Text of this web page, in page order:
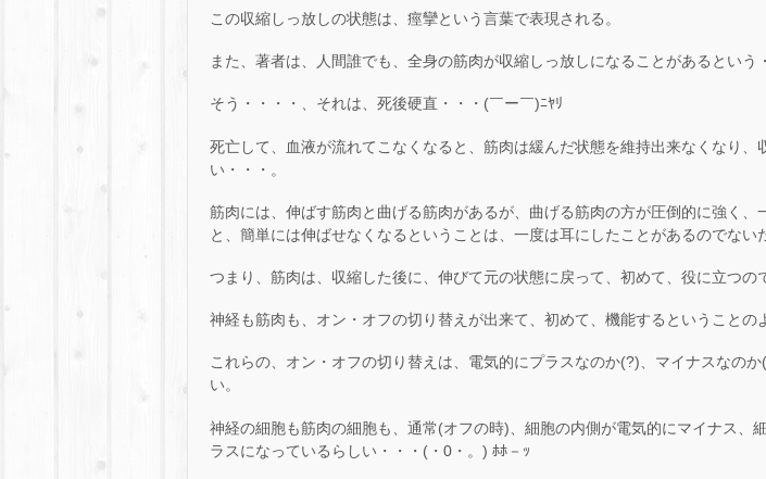
この収縮しっ放しの状態は、痙攣という言葉で表現される。
また、著者は、人間誰でも、全身の筋肉が収縮しっ放しになることがあるという
そう・・・・、それは、死後硬直・・・(￣ー￣)ﾆﾔﾘ
死亡して、血液が流れてこなくなると、筋肉は緩んだ状態を維持出来なくなり、
い・・・。
筋肉には、伸ばす筋肉と曲げる筋肉があるが、曲げる筋肉の方が圧倒的に強く、
と、簡単には伸ばせなくなるということは、一度は耳にしたことがあるのでない
つまり、筋肉は、収縮した後に、伸びて元の状態に戻って、初めて、役に立つの
神経も筋肉も、オン・オフの切り替えが出来て、初めて、機能するということの
これらの、オン・オフの切り替えは、電気的にプラスなのか(?)、マイナスなの
い。
神経の細胞も筋肉の細胞も、通常(オフの時)、細胞の内側が電気的にマイナス、
ラスになっているらしい・・・(・0・。) ﾎﾎ－ｯ